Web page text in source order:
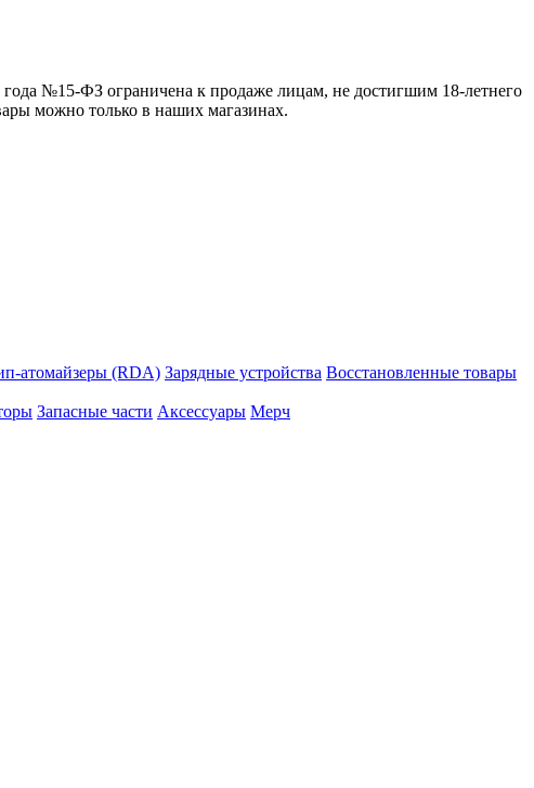
года №15-ФЗ ограничена к продаже лицам, не достигшим 18-летнего
можно только в наших магазинах.
атомайзеры (RDA) Зарядные устройства Восстановленные товары
Запасные части Аксессуары Мерч